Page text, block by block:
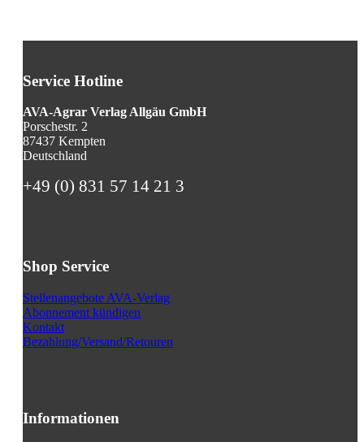
Service Hotline
AVA-Agrar Verlag Allgäu GmbH
Porschestr. 2
87437 Kempten
Deutschland
+49 (0) 831 57 14 21 3
Shop Service
Stellenangebote AVA-Verlag
Abonnement kündigen
Kontakt
Bezahlung/Versand/Retouren
Informationen